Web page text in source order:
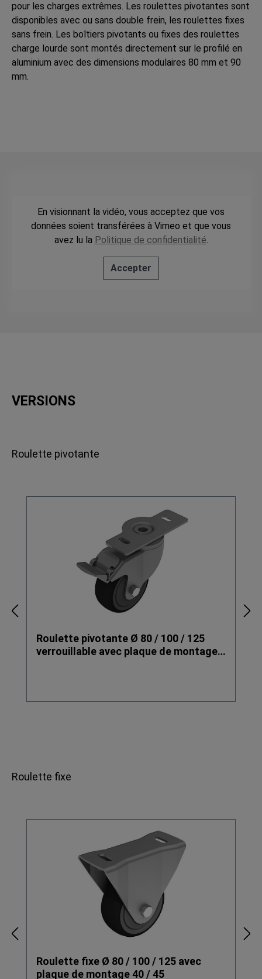
pour les charges extrêmes. Les roulettes pivotantes sont
disponibles avec ou sans double frein, les roulettes fixes
sans frein. Les boîtiers pivotants ou fixes des roulettes
charge lourde sont montés directement sur le profilé en
aluminium avec des dimensions modulaires 80 mm et 90
mm.
En visionnant la vidéo, vous acceptez que vos
données soient transférées à Vimeo et que vous
avez lu la Politique de confidentialité
Accepter
VERSIONS
Roulette pivotante
Roulette pivotante Ø 80 / 100 / 125
verrouillable avec plaque de montage
Roulette fixe
Roulette fixe Ø 80 / 100 / 125 avec
plaque de montage 40 / 45